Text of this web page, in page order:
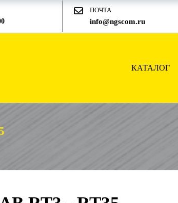
ПОЧТА
info@ngscom.ru
КАТАЛОГ